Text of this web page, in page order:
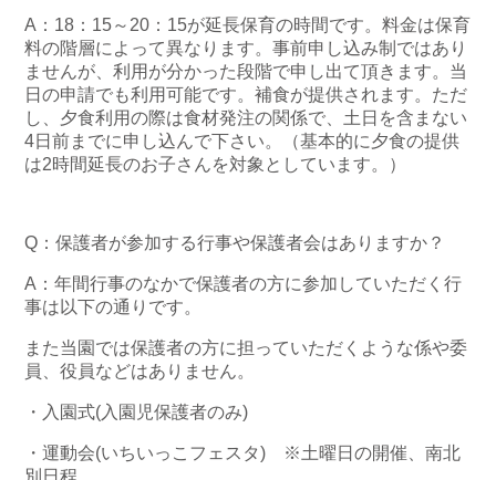
A：18：15～20：15が延長保育の時間です。料金は保育
料の階層によって異なります。事前申し込み制ではあり
ませんが、利用が分かった段階で申し出て頂きます。当
日の申請でも利用可能です。補食が提供されます。ただ
し、夕食利用の際は食材発注の関係で、土日を含まない
4日前までに申し込んで下さい。（基本的に夕食の提供
は2時間延長のお子さんを対象としています。）
Q：保護者が参加する行事や保護者会はありますか？
A：年間行事のなかで保護者の方に参加していただく行
事は以下の通りです。
また当園では保護者の方に担っていただくような係や委
員、役員などはありません。
・入園式(入園児保護者のみ)
・運動会(いちいっこフェスタ) ※土曜日の開催、南北